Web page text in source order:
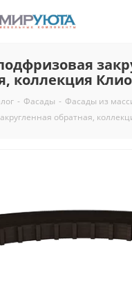
коллекция Клио
- Фасады - Фасады из
обратная,